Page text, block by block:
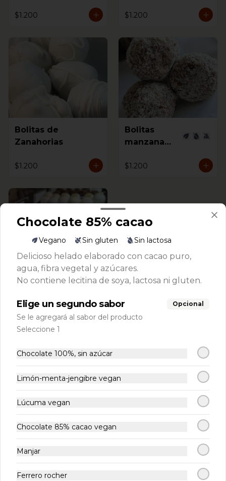
$1.200 $1.200
Bolitas de
Zanahorias
$1.200
Bolitas
manzana
$1.200
PROMO BOLITAS
$6.000
Conócenos
Delivery
Chocolate 85% cacao
Vegano Sin gluten Sin lactosa
Delicioso helado elaborado con cacao puro,
agua, fibra vegetal y azúcares.
No contiene lecitina de soya, lactosa ni gluten.
Elige un segundo sabor Opcional
Se le agregará al sabor del producto
Seleccione 1
Chocolate 100%, sin azúcar
Limón-menta-jengibre vegan
Lúcuma vegan
Chocolate 85% cacao vegan
Manjar
Ferrero rocher